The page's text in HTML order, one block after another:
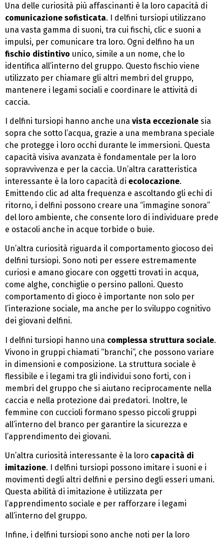
Una delle curiosità più affascinanti è la loro capacità di
comunicazione sofisticata. I delfini tursiopi utilizzano
una vasta gamma di suoni, tra cui fischi, clic e suoni a
impulsi, per comunicare tra loro. Ogni delfino ha un
fischio distintivo unico, simile a un nome, che lo
identifica all’interno del gruppo. Questo fischio viene
utilizzato per chiamare gli altri membri del gruppo,
mantenere i legami sociali e coordinare le attività di
caccia.
I delfini tursiopi hanno anche una vista eccezionale sia
sopra che sotto l’acqua, grazie a una membrana speciale
che protegge i loro occhi durante le immersioni. Questa
capacità visiva avanzata è fondamentale per la loro
sopravvivenza e per la caccia. Un’altra caratteristica
interessante è la loro capacità di ecolocazione.
Emittendo clic ad alta frequenza e ascoltando gli echi di
ritorno, i delfini possono creare una “immagine sonora”
del loro ambiente, che consente loro di individuare prede
e ostacoli anche in acque torbide o buie.
Un’altra curiosità riguarda il comportamento giocoso dei
delfini tursiopi. Sono noti per essere estremamente
curiosi e amano giocare con oggetti trovati in acqua,
come alghe, conchiglie o persino palloni. Questo
comportamento di gioco è importante non solo per
l’interazione sociale, ma anche per lo sviluppo cognitivo
dei giovani delfini.
I delfini tursiopi hanno una complessa struttura sociale.
Vivono in gruppi chiamati “branchi”, che possono variare
in dimensioni e composizione. La struttura sociale è
flessibile e i legami tra gli individui sono forti, con i
membri del gruppo che si aiutano reciprocamente nella
caccia e nella protezione dai predatori. Inoltre, le
femmine con cuccioli formano spesso piccoli gruppi
all’interno del branco per garantire la sicurezza e
l’apprendimento dei giovani.
Un’altra curiosità interessante è la loro capacità di
imitazione. I delfini tursiopi possono imitare i suoni e i
movimenti degli altri delfini e persino degli esseri umani.
Questa abilità di imitazione è utilizzata per
l’apprendimento sociale e per rafforzare i legami
all’interno del gruppo.
Infine, i delfini tursiopi sono anche noti per la loro